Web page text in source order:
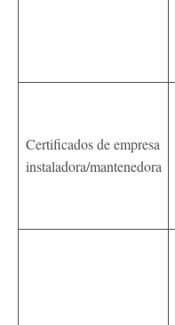
Certificados de empresa
instaladora/mantenedora